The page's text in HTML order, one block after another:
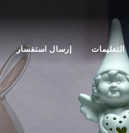
التعليمات إرسال استفسار